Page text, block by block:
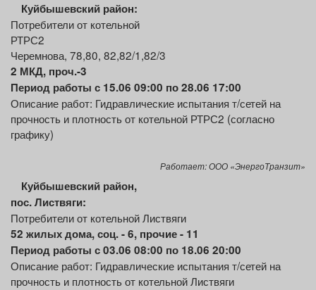
Куйбышевский район:
Потребители от котельной
РТРС2
Черемнова, 78,80, 82,82/1,82/3
2 МКД, проч.-3
Период работы с 15.06 09:00 по 28.06 17:00
Описание работ: Гидравлические испытания т/сетей на
прочность и плотность от котельной РТРС2 (согласно
графику)
Работает: ООО «ЭнергоТранзит»
Куйбышевский район,
пос. Листвяги:
Потребители от котельной Листвяги
52 жилыхдома, соц. - 6, прочие- 11
Период работы с 03.06 08:00 по 18.06 20:00
Описание работ: Гидравлические испытания т/сетей на
прочность и плотность от котельной Листвяги